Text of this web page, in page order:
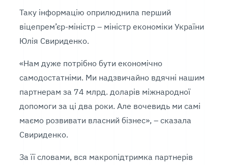
Таку інформацію оприлюднила перший
віцепрем’єр-міністр – міністр економіки України
Юлія Свириденко.
«Нам дуже потрібно бути економічно
самодостатніми. Ми надзвичайно вдячні нашим
партнерам за 74 млрд. доларів міжнародної
допомоги за ці два роки. Але вочевидь ми самі
маємо розвивати власний бізнес», – сказала
Свириденко.
За її словами, вся макропідтримка партнерів